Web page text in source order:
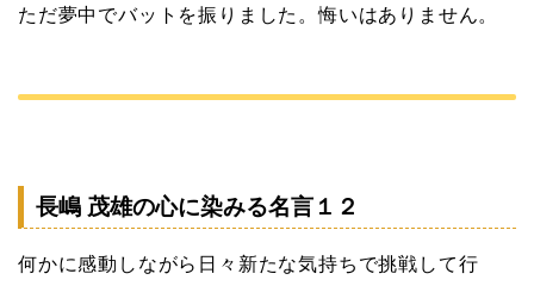
ただ夢中でバットを振りました。悔いはありません。
長嶋 茂雄の心に染みる名言１２
何かに感動しながら日々新たな気持ちで挑戦して行